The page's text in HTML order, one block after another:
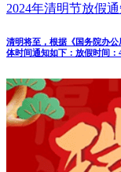
2024年清明节放假
清明将至，根据《国务院办
体时间通知如下：放假时间